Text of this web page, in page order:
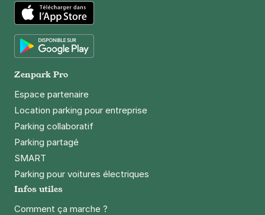
App Store
Zenpark Pro
Espace partenaire
Location parking pour entreprise
Parking collaboratif
Parking partagé
SMART
Parking pour voitures électriques
Infos utiles
Comment ça marche ?